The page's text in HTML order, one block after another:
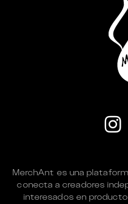
MerchAnt es una
conecta a creadores
interesados en